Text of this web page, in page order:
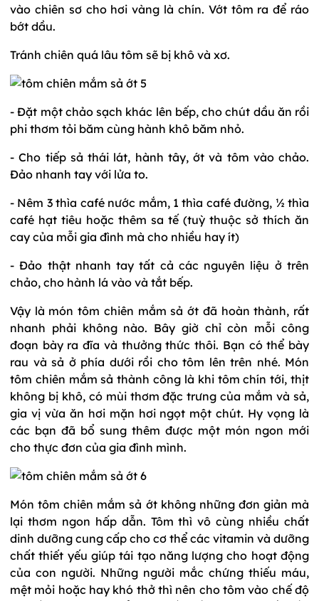
vào chiên sơ cho hơi vàng là chín. Vớt tôm ra để ráo
bớt dầu.
Tránh chiên quá lâu tôm sẽ bị khô và xơ.
- Đặt một chảo sạch khác lên bếp, cho chút dầu ăn rồi
phi thơm tỏi băm cùng hành khô băm nhỏ.
- Cho tiếp sả thái lát, hành tây, ớt và tôm vào chảo.
Đảo nhanh tay với lửa to.
- Nêm 3 thìa café nước mắm, 1 thìa café đường, ½ thìa
café hạt tiêu hoặc thêm sa tế (tuỳ thuộc sở thích ăn
cay của mỗi gia đình mà cho nhiều hay ít)
- Đảo thật nhanh tay tất cả các nguyên liệu ở trên
chảo, cho hành lá vào và tắt bếp.
Vậy là món tôm chiên mắm sả ớt đã hoàn thành, rất
nhanh phải không nào. Bây giờ chỉ còn mỗi công
đoạn bày ra đĩa và thưởng thức thôi. Bạn có thể bày
rau và sả ở phía dưới rồi cho tôm lên trên nhé. Món
tôm chiên mắm sả thành công là khi tôm chín tới, thịt
không bị khô, có mùi thơm đặc trưng của mắm và sả,
gia vị vừa ăn hơi mặn hơi ngọt một chút. Hy vọng là
các bạn đã bổ sung thêm được một món ngon mới
cho thực đơn của gia đình mình.
Món tôm chiên mắm sả ớt không những đơn giản mà
lại thơm ngon hấp dẫn. Tôm thì vô cùng nhiều chất
dinh dưỡng cung cấp cho cơ thể các vitamin và dưỡng
chất thiết yếu giúp tái tạo năng lượng cho hoạt động
của con người. Những người mắc chứng thiếu máu,
mệt mỏi hoặc hay khó thở thì nên cho tôm vào chế độ